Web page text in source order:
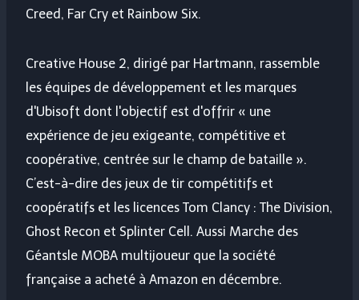
Creed, Far Cry et Rainbow Six.
Creative House 2, dirigé par Hartmann, rassemble
les équipes de développement et les marques
d'Ubisoft dont l'objectif est d'offrir « une
expérience de jeu exigeante, compétitive et
coopérative, centrée sur le champ de bataille ».
C’est-à-dire des jeux de tir compétitifs et
coopératifs et les licences Tom Clancy : The Division,
Ghost Recon et Splinter Cell. Aussi Marche des
Géants le MOBA multijoueur que la société
française a acheté à Amazon en décembre.